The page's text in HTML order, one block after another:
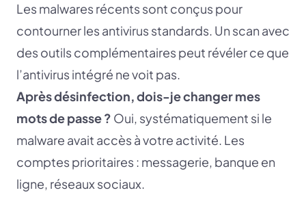
Les malwares récents sont conçus pour
contourner les antivirus standards. Un scan avec
des outils complémentaires peut révéler ce que
l’antivirus intégré ne voit pas.
Après désinfection, dois-je changer mes
mots de passe ? Oui, systématiquement si le
malware avait accès à votre activité. Les
comptes prioritaires : messagerie, banque en
ligne, réseaux sociaux.